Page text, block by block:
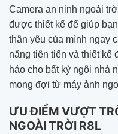
Camera an ninh ngoài
được thiết kế để giúp
thân yêu của mình ngay
năng tiên tiến và thiết kế
hảo cho bất kỳ ngôi nhà
mong đợi từ máy ảnh
ƯU ĐIỂM VƯỢT
NGOÀI TRỜI R8L